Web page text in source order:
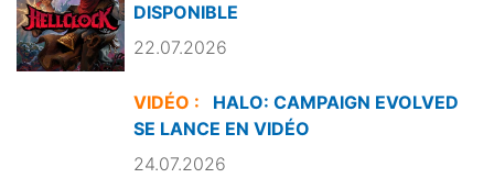
DISPONIBLE
22.07.2026
VIDÉO :
HALO: CAMPAIGN EVOLVED
SE LANCE EN VIDÉO
24.07.2026